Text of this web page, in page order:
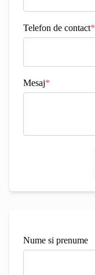
Telefon de contact*
Mesaj*
Nume si prenume